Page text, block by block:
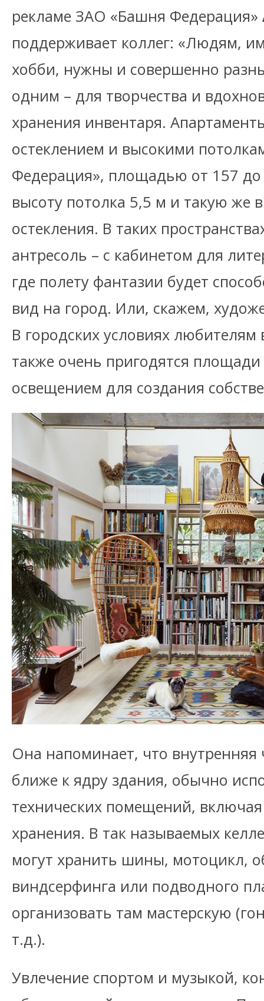
рекламе ЗАО «Башня Федерация»
поддерживает коллег: «Людям,
хобби, нужны и совершенно
одним – для творчества и
хранения инвентаря.
остеклением и высокими
Федерация», площадью от 157
высоту потолка 5,5 м и такую же
остекления. В таких
антресоль – с кабинетом для
где полету фантазии будет
вид на город. Или, скажем,
В городских условиях
также очень пригодятся площади
освещением для создания
Она напоминает, что внутренняя
ближе к ядру здания, обычно
технических помещений,
хранения. В так называемых
могут хранить шины, мотоцикл,
виндсерфинга или подводного
организовать там мастерскую
т.д.).
Увлечение спортом и музыкой,